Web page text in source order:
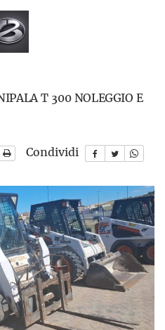
T 300 NOLEGGIO E
Condividi